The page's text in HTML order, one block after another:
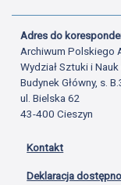
Adres do
Archiwum Polskiego
Wydział Sztuki i
Budynek Główny, s.
ul. Bielska 62
43-400 Cieszyn
Kontakt
Deklaracja